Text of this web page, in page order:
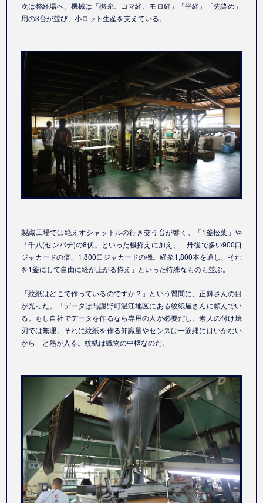
次は整経場へ。機械は「撚糸、コマ経、モロ経」「平経」「先染め」
用の3台が並び、小ロット生産を支えている。
製織工場では絶えずシャットルの行き交う音が響く。「1釜松葉」や
「千八(センパチ)の8伏」といった機拵えに加え、「丹後で多い900口
ジャカードの倍、1,800口ジャカードの機。経糸1,800本を通し、それ
を1釜にして自由に経が上がる拵え」といった特殊なものも並ぶ。
「紋紙はどこで作っているのですか？」という質問に、正輝さんの目
が光った。「データは与謝野町温江地区にある紋紙屋さんに頼んでい
る。もし自社でデータを作るなら専用の人が必要だし、素人の付け焼
刃では無理。それに紋紙を作る知識量やセンスは一筋縄にはいかない
から」と熱が入る。紋紙は織物の中枢なのだ。